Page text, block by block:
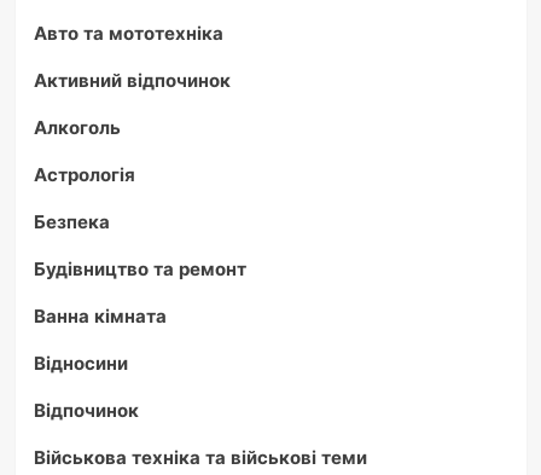
Авто та мототехніка
Активний відпочинок
Алкоголь
Астрологія
Безпека
Будівництво та ремонт
Ванна кімната
Відносини
Відпочинок
Військова техніка та військові теми